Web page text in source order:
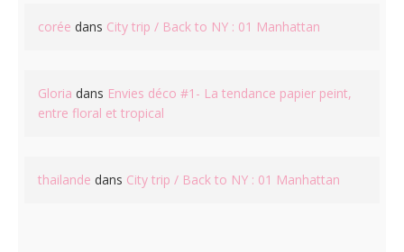
corée dans City trip / Back to NY : 01 Manhattan
Gloria dans Envies déco #1- La tendance papier peint,
entre floral et tropical
thailande dans City trip / Back to NY : 01 Manhattan